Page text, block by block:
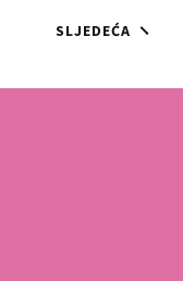
SLJEDEĆA